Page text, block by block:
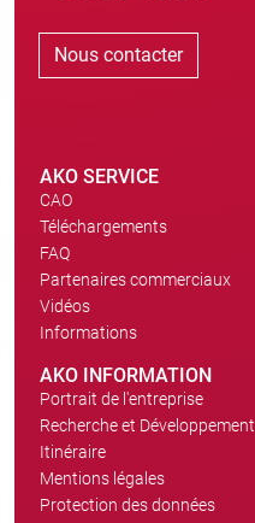
Nous contacter
AKO SERVICE
CAO
Téléchargements
FAQ
Partenaires commerciaux
Vidéos
Informations
AKO INFORMATION
Portrait de l'entreprise
Recherche et Développement
Itinéraire
Mentions légales
Protection des données